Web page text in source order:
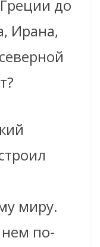
до
Ирана,
миру.
по-